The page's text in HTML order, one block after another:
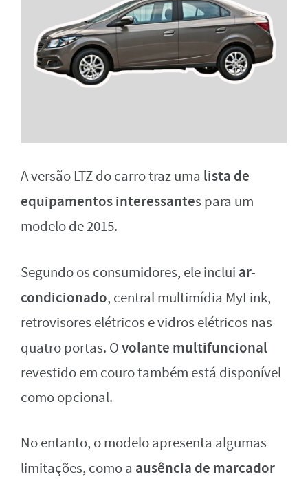
A versão LTZ do carro traz uma lista de
equipamentosinteressantes para um
modelo de 2015.
Segundo os consumidores, ele inclui ar-
condicionado, central multimídia MyLink,
retrovisores elétricos e vidros elétricos nas
quatro portas. Ovolante multifuncional
revestido em couro também está disponível
como opcional.
No entanto, o modelo apresenta algumas
limitações, como a ausência de marcador